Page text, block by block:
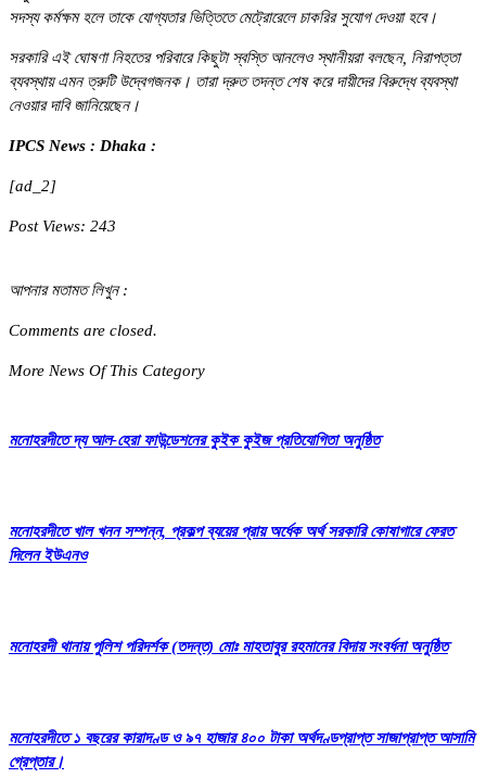
সদস্য কর্মক্ষম হলে তাকে যোগ্যতার ভিত্তিতে মেট্রোরেলে চাকরির সুযোগ দেওয়া হবে।
সরকারি এই ঘোষণা নিহতের পরিবারে কিছুটা স্বস্তি আনলেও স্থানীয়রা বলছেন, নিরাপত্তা
ব্যবস্থায় এমন ত্রুটি উদ্বেগজনক। তারা দ্রুত তদন্ত শেষ করে দায়ীদের বিরুদ্ধে ব্যবস্থা
নেওয়ার দাবি জানিয়েছেন।
IPCS News : Dhaka :
[ad_2]
Post Views: 243
আপনার মতামত লিখুন :
Comments are closed.
More News Of This Category
মনোহরদীতে দ্য আল-হেরা ফাউন্ডেশনের কুইক কুইজ প্রতিযোগিতা অনুষ্ঠিত
মনোহরদীতে খাল খনন সম্পন্ন, প্রকল্প ব্যয়ের প্রায় অর্ধেক অর্থ সরকারি কোষাগারে ফেরত
দিলেন ইউএনও
মনোহরদী থানায় পুলিশ পরিদর্শক (তদন্ত) মোঃ মাহতাবুর রহমানের বিদায় সংবর্ধনা অনুষ্ঠিত
মনোহরদীতে ১ বছরের কারাদণ্ড ও ৯৭ হাজার ৪০০ টাকা অর্থদণ্ডপ্রাপ্ত সাজাপ্রাপ্ত আসামি
গ্রেপ্তার।